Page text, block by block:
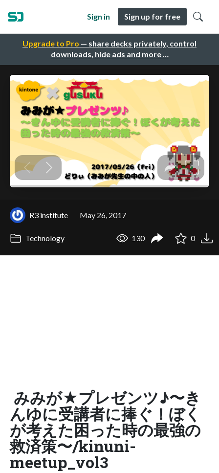
Upgrade to Pro — share decks privately, control
downloads, hide ads and more …
Sign in Sign up for free
R3 institute May 26, 2017
Technology 130 0
みみが★プレゼンツ♪〜き
んゆに受講者に捧ぐ！ぼく
が考えた困った時の最強の
救済策〜/kinuni-
meetup_vol3